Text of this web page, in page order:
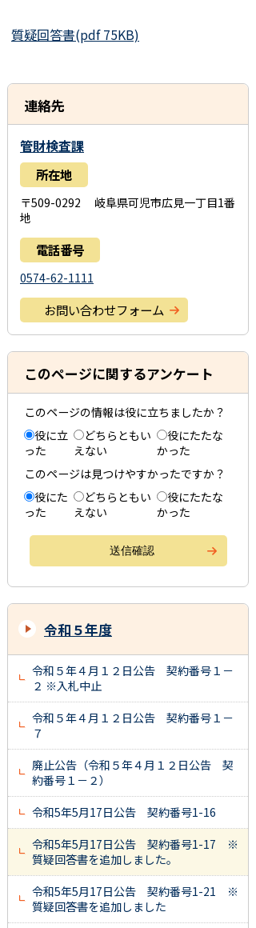
質疑回答書(pdf 75KB)
連絡先
管財検査課
所在地
〒509-0292 岐阜県可児市広見一丁目1番
地
電話番号
0574-62-1111
お問い合わせフォーム
このページに関するアンケート
このページの情報は役に立ちましたか？
役に立
った
どちらともい
えない
役にたたな
かった
このページは見つけやすかったですか？
役にた
った
どちらともい
えない
役にたたな
かった
令和５年度
令和５年４月１２日公告 契約番号１－
２ ※入札中止
令和５年４月１２日公告 契約番号１－
７
廃止公告（令和５年４月１２日公告 契
約番号１－２）
令和5年5月17日公告 契約番号1-16
令和5年5月17日公告 契約番号1-17 ※
質疑回答書を追加しました。
令和5年5月17日公告 契約番号1-21 ※
質疑回答書を追加しました